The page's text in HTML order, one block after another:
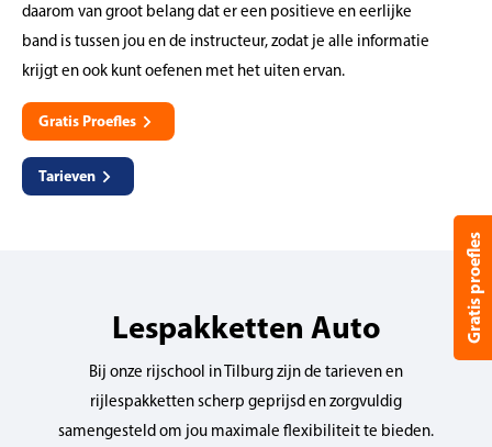
Gratis proefles
daarom van groot belang dat er een positieve en eerlijke
band is tussen jou en de instructeur, zodat je alle informatie
krijgt en ook kunt oefenen met het uiten ervan.
Gratis Proefles
Tarieven
Lespakketten Auto
Bij onze rijschool in Tilburg zijn de tarieven en
rijlespakketten scherp geprijsd en zorgvuldig
samengesteld om jou maximale flexibiliteit te bieden.